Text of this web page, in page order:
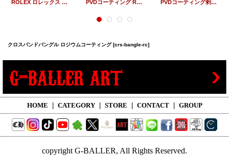
ROLEX ロレックス サブマリーナ ノンデイト 124060 DLCコーティング 加工 再コーティング PVDコーティング ROLEX ロレックス デイトナ用 リューズ PVD加工 再コーティング PVDコーティング剥離 ROLEX ロレックス デイトナ 116520 PVDコーティング剥がし リューズ クロノグラフボタン
クロスバンドバングル ロジウムコーティング[crs-bangle-rc]
HOME | CATEGORY | STORE | CONTACT | GROUP
copyright G-BALLER, All Rights Reserved.